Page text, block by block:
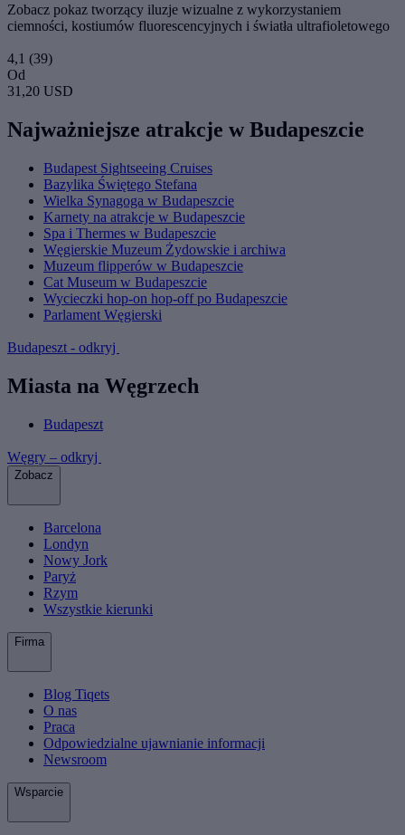
Zobacz pokaz tworzący iluzje wizualne z wykorzystaniem
ciemności, kostiumów fluorescencyjnych i światła ultrafioletowego
4,1 (39)
Od
31,20 USD
Najważniejsze atrakcje w Budapeszcie
Budapest Sightseeing Cruises
Bazylika Świętego Stefana
Wielka Synagoga w Budapeszcie
Karnety na atrakcje w Budapeszcie
Spa i Thermes w Budapeszcie
Węgierskie Muzeum Żydowskie i archiwa
Muzeum flipperów w Budapeszcie
Cat Museum w Budapeszcie
Wycieczki hop-on hop-off po Budapeszcie
Parlament Węgierski
Budapeszt - odkryj
Miasta na Węgrzech
Budapeszt
Węgry – odkryj
Zobacz
Barcelona
Londyn
Nowy Jork
Paryż
Rzym
Wszystkie kierunki
Firma
Blog Tiqets
O nas
Praca
Odpowiedzialne ujawnianie informacji
Newsroom
Wsparcie